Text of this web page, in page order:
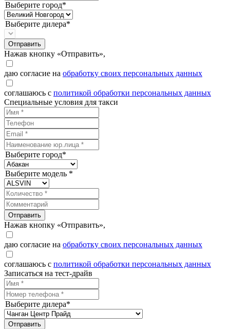
Выберите город*
Выберите дилера*
Отправить
Нажав кнопку «Отправить»,
даю согласие на обработку своих персональных данных
соглашаюсь с политикой обработки персональных данных
Специальные условия для такси
Выберите город*
Выберите модель *
Отправить
Нажав кнопку «Отправить»,
даю согласие на обработку своих персональных данных
соглашаюсь с политикой обработки персональных данных
Записаться на тест-драйв
Выберите дилера*
Отправить